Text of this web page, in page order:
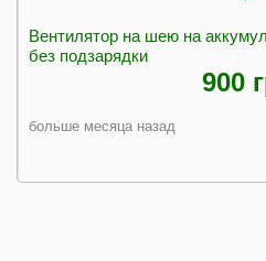
Вентилятор на шею на
без подзарядки
900
больше месяца назад